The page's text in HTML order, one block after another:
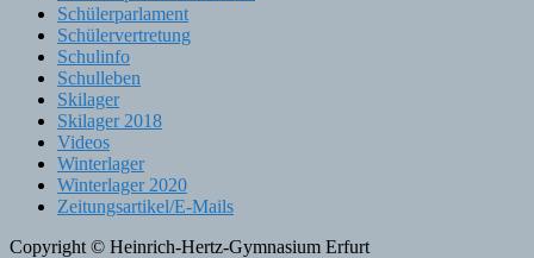
Schülerparlament
Schülervertretung
Schulinfo
Schulleben
Skilager
Skilager 2018
Videos
Winterlager
Winterlager 2020
Zeitungsartikel/E-Mails
Copyright © Heinrich-Hertz-Gymnasium Erfurt